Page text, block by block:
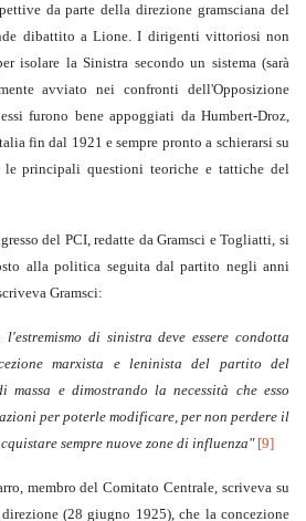
da parte della direzione gramsciana del
dibattito a Lione. I dirigenti vittoriosi non
isolare la Sinistra secondo un sistema (sarà
avviato nei confronti dell'Opposizione
furono bene appoggiati da Humbert-Droz,
fin dal 1921 e sempre pronto a schierarsi su
principali questioni teoriche e tattiche del
del PCI, redatte da Gramsci e Togliatti, si
alla politica seguita dal partito negli anni
Gramsci:
di sinistra deve essere condotta
marxista e leninista del partito del
e dimostrando la necessità che esso
per poterle modificare, per non perdere il
sempre nuove zone di influenza" [9]
membro del Comitato Centrale, scriveva su
(28 giugno 1925), che la concezione